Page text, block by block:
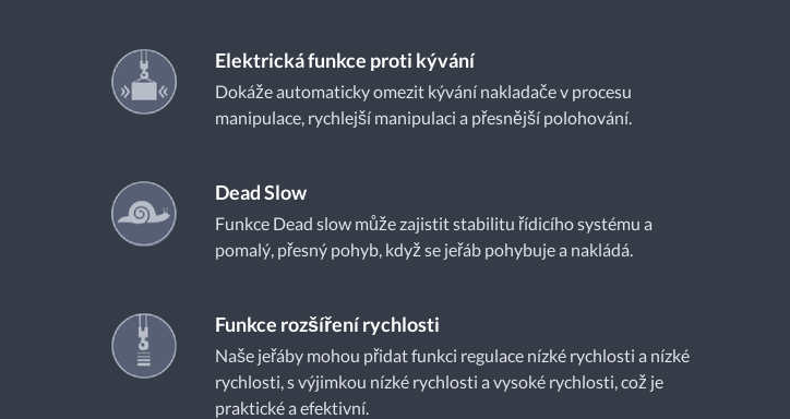
Elektrická funkce proti kývání
Dokáže automaticky omezit kývání nakladače v procesu
manipulace, rychlejší manipulaci a přesnější polohování.
Dead Slow
Funkce Dead slow může zajistit stabilitu řídicího systému a
pomalý, přesný pohyb, když se jeřáb pohybuje a nakládá.
Funkce rozšíření rychlosti
Naše jeřáby mohou přidat funkci regulace nízké rychlosti a nízké
rychlosti, s výjimkou nízké rychlosti a vysoké rychlosti, což je
praktické a efektivní.